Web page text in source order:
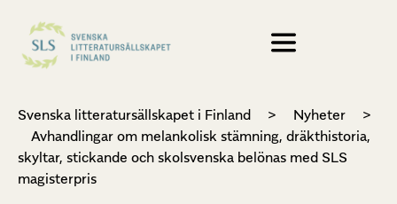
Svenska litteratursällskapet i Finland > Nyheter
>
Avhandlingar om melankolisk stämning, dräkthistoria,
skyltar, stickande och skolsvenska belönas med SLS
magisterpris